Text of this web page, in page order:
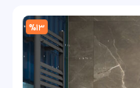
%13